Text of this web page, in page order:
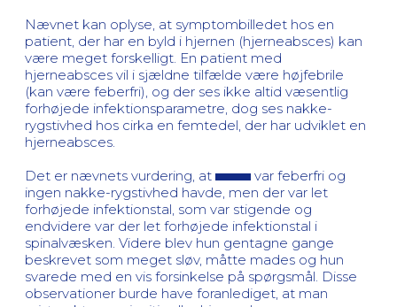
Nævnet kan oplyse, at symptombilledet hos en
patient, der har en byld i hjernen (hjerneabsces) kan
være meget forskelligt. En patient med
hjerneabsces vil i sjældne tilfælde være højfebrile
(kan være feberfri), og der ses ikke altid væsentlig
forhøjede infektionsparametre, dog ses nakke-
rygstivhed hos cirka en femtedel, der har udviklet en
hjerneabsces.
Det er nævnets vurdering, at
var feberfri og
ingen nakke-rygstivhed havde, men der var let
forhøjede infektionstal, som var stigende og
endvidere var der let forhøjede infektionstal i
spinalvæsken. Videre blev hun gentagne gange
beskrevet som meget sløv, måtte mades og hun
svarede med en vis forsinkelse på spørgsmål. Disse
observationer burde have foranlediget, at man